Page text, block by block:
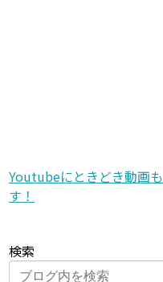
Youtubeにときどき動画
す！
検索